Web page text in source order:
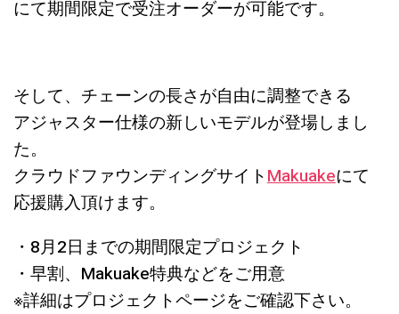
にて期間限定で受注オーダーが可能です。
そして、チェーンの長さが自由に調整できる
アジャスター仕様の新しいモデルが登場しまし
た。
クラウドファウンディングサイトMakuakeにて
応援購入頂けます。
・8月2日までの期間限定プロジェクト
・早割、Makuake特典などをご用意
※詳細はプロジェクトページをご確認下さい。